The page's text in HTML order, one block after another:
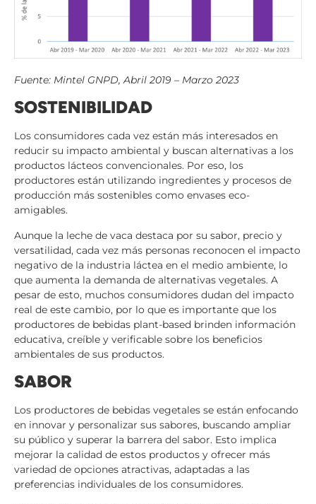
Fuente: Mintel GNPD, Abril 2019 – Marzo 2023
SOSTENIBILIDAD
Los consumidores cada vez están más interesados en
reducir su impacto ambiental y buscan alternativas a los
productos lácteos convencionales. Por eso, los
productores están utilizando ingredientes y procesos de
producción más sostenibles como envases eco-
amigables.
Aunque la leche de vaca destaca por su sabor, precio y
versatilidad, cada vez más personas reconocen el impacto
negativo de la industria láctea en el medio ambiente, lo
que aumenta la demanda de alternativas vegetales. A
pesar de esto, muchos consumidores dudan del impacto
real de este cambio, por lo que es importante que los
productores de bebidas plant-based brinden información
educativa, creíble y verificable sobre los beneficios
ambientales de sus productos.
SABOR
Los productores de bebidas vegetales se están enfocando
en innovar y personalizar sus sabores, buscando ampliar
su público y superar la barrera del sabor. Esto implica
mejorar la calidad de estos productos y ofrecer más
variedad de opciones atractivas, adaptadas a las
preferencias individuales de los consumidores.